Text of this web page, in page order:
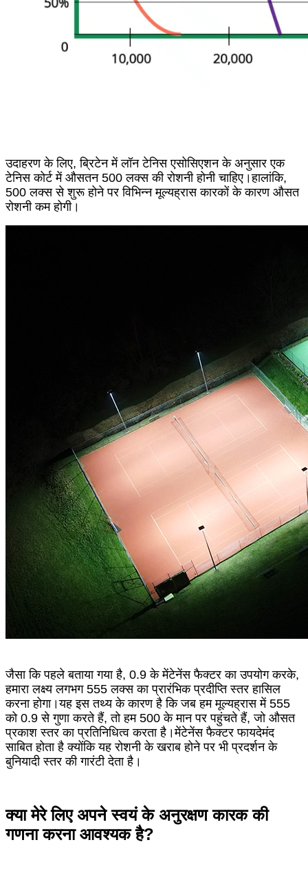
उदाहरण के लिए, ब्रिटेन में लॉन टेनिस एसोसिएशन के अनुसार एक
टेनिस कोर्ट में औसतन 500 लक्स की रोशनी होनी चाहिए।हालांकि,
500 लक्स से शुरू होने पर विभिन्न मूल्यह्रास कारकों के कारण औसत
रोशनी कम होगी।
जैसा कि पहले बताया गया है, 0.9 के मेंटेनेंस फैक्टर का उपयोग करके,
हमारा लक्ष्य लगभग 555 लक्स का प्रारंभिक प्रदीप्ति स्तर हासिल
करना होगा।यह इस तथ्य के कारण है कि जब हम मूल्यह्रास में 555
को 0.9 से गुणा करते हैं, तो हम 500 के मान पर पहुंचते हैं, जो औसत
प्रकाश स्तर का प्रतिनिधित्व करता है।मेंटेनेंस फैक्टर फायदेमंद
साबित होता है क्योंकि यह रोशनी के खराब होने पर भी प्रदर्शन के
बुनियादी स्तर की गारंटी देता है।
क्या मेरे लिए अपने स्वयं के अनुरक्षण कारक की
गणना करना आवश्यक है?